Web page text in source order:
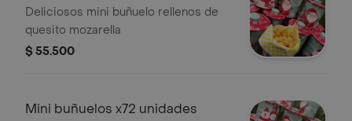
Deliciosos mini buñuelo rellenos de
quesito mozarella
$ 55.500
Mini buñuelos x72 unidades